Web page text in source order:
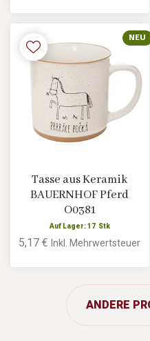
NEU
Tasse aus Keramik
BAUERNHOF Pferd
O0381
Auf Lager: 17 Stk
5,17 €Inkl. Mehrwertsteuer
ANDERE